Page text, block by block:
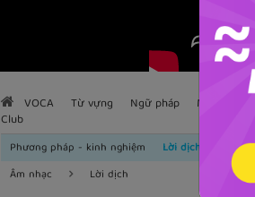
VOCA Từ vựng Ngữ pháp Mẫu câu
Club
Phương pháp - kinh nghiệm
Lời dịch
Âm nhạc
Lời dịch